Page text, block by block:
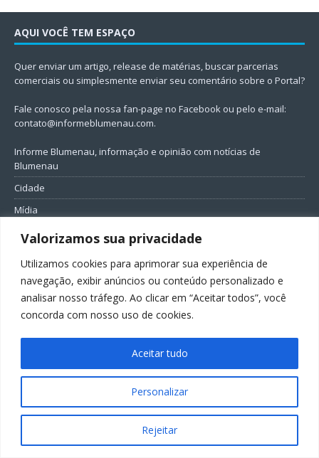
Valorizamos sua privacidade
Utilizamos cookies para aprimorar sua experiência de
navegação, exibir anúncios ou conteúdo personalizado e
analisar nosso tráfego. Ao clicar em “Aceitar todos”, você
concorda com nosso uso de cookies.
Personalizar
Rejeitar
Aceitar tudo
AQUI VOCÊ TEM ESPAÇO
Quer enviar um artigo, release de matérias, buscar parcerias
comerciais ou simplesmente enviar seu comentário sobre o Portal?
Fale conosco pela nossa fan-page no Facebook ou pelo e-mail:
contato@informeblumenau.com.
Informe Blumenau, informação e opinião com notícias de
Blumenau
Cidade
Mídia
Entretenimento
Política
FIQUE CONECTADO
Todos os direitos reservados ao Informe Blumenau
GovernarTI